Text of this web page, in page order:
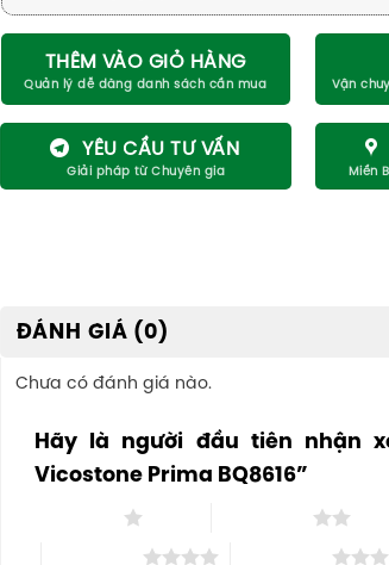
THÊM VÀO GIỎ HÀNG
YÊU CẦU TƯ VẤN
ĐÁNH GIÁ (0)
Chưa có đánh giá nào.
Hãy là người đầu tiên nhận
Vicostone Prima BQ8616”